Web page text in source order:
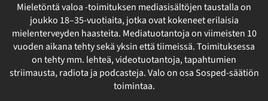
Mieletöntä valoa -toimituksen mediasisältöjen taustalla on
joukko 18–35-vuotiaita, jotka ovat kokeneet erilaisia
mielenterveyden haasteita. Mediatuotantoja on viimeisten 10
vuoden aikana tehty sekä yksin että tiimeissä. Toimituksessa
on tehty mm. lehteä, videotuotantoja, tapahtumien
striimausta, radiota ja podcasteja. Valo on osa Sosped-säätiön
toimintaa.